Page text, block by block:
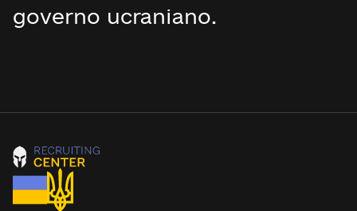
governo ucraniano.